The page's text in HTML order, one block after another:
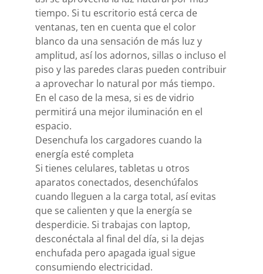
tiempo. Si tu escritorio está cerca de
ventanas, ten en cuenta que el color
blanco da una sensación de más luz y
amplitud, así los adornos, sillas o incluso el
piso y las paredes claras pueden contribuir
a aprovechar lo natural por más tiempo.
En el caso de la mesa, si es de vidrio
permitirá una mejor iluminación en el
espacio.
Desenchufa los cargadores cuando la
energía esté completa
Si tienes celulares, tabletas u otros
aparatos conectados, desenchúfalos
cuando lleguen a la carga total, así evitas
que se calienten y que la energía se
desperdicie. Si trabajas con laptop,
desconéctala al final del día, si la dejas
enchufada pero apagada igual sigue
consumiendo electricidad.